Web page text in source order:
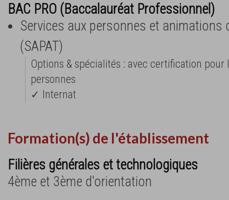
BAC PRO (Baccalauréat Professionnel)
Services aux personnes et animations
(SAPAT)
Options & spécialités : avec certification pour
personnes
✓ Internat
Formation(s) de l'établissement
Filières générales et technologiques
4ème et 3ème d'orientation